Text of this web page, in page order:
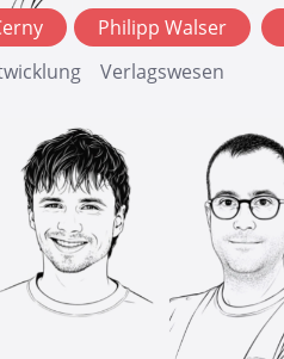
Philipp Walser
Verlagswesen